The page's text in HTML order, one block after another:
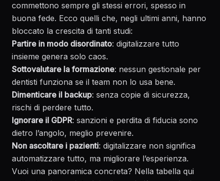
commettono sempre gli stessi errori, spesso in
buona fede. Ecco quelli che, negli ultimi anni, hanno
bloccato la crescita di tanti studi:
Partire in modo disordinato: digitalizzare tutto
insieme genera solo caos.
Sottovalutare la formazione: nessun gestionale per
dentisti funziona se il team non lo usa bene.
Dimenticare il backup: senza copie di sicurezza,
rischi di perdere tutto.
Ignorare il GDPR: sanzioni e perdita di fiducia sono
dietro l’angolo, meglio prevenire.
Non ascoltare i pazienti: digitalizzare non significa
automatizzare tutto, ma migliorare l’esperienza.
Vuoi una panoramica concreta? Nella tabella qui